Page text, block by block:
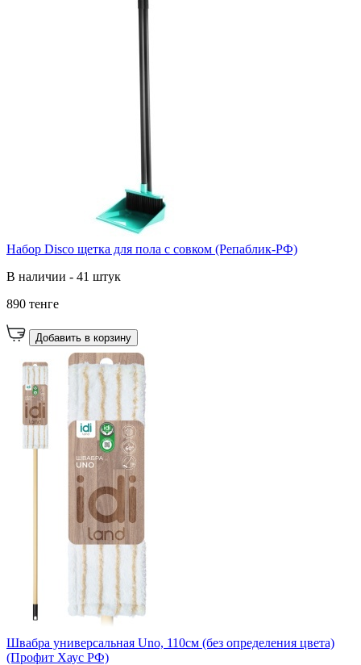
Набор Disco щетка для пола с совком (Репаблик-РФ)
В наличии - 41 штук
890 тенге
Добавить в корзину
Швабра универсальная Uno, 110см (без определения цвета)
(Профит Хаус РФ)